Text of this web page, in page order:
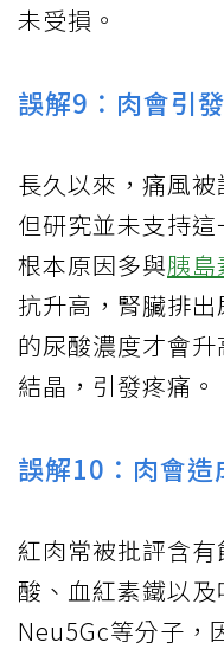
未受損。
誤解9：肉會引
長久以來，痛風被
但研究並未支持
根本原因多與胰
抗升高，腎臟排
的尿酸濃度才會
結晶，引發疼痛。
誤解10：肉會造
紅肉常被批評含
酸、血紅素鐵以
Neu5Gc等分子，